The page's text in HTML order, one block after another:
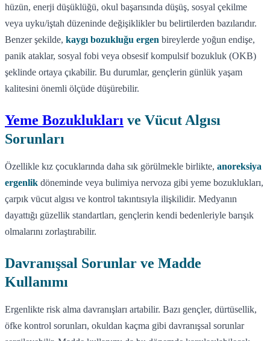
hüzün, enerji düşüklüğü, okul başarısında düşüş, sosyal çekilme
veya uyku/iştah düzeninde değişiklikler bu belirtilerden bazılarıdır.
Benzer şekilde, kaygı bozukluğu ergen bireylerde yoğun endişe,
panik ataklar, sosyal fobi veya obsesif kompulsif bozukluk (OKB)
şeklinde ortaya çıkabilir. Bu durumlar, gençlerin günlük yaşam
kalitesini önemli ölçüde düşürebilir.
Yeme Bozuklukları ve Vücut Algısı
Sorunları
Özellikle kız çocuklarında daha sık görülmekle birlikte, anoreksiya
ergenlik döneminde veya bulimiya nervoza gibi yeme bozuklukları,
çarpık vücut algısı ve kontrol takıntısıyla ilişkilidir. Medyanın
dayattığı güzellik standartları, gençlerin kendi bedenleriyle barışık
olmalarını zorlaştırabilir.
Davranışsal Sorunlar ve Madde
Kullanımı
Ergenlikte risk alma davranışları artabilir. Bazı gençler, dürtüsellik,
öfke kontrol sorunları, okuldan kaçma gibi davranışsal sorunlar